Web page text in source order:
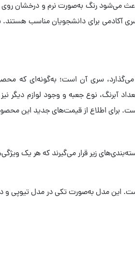
می‌شود رنگ به‌صورت نرم و درخشان
آکادمی برای دانشجویان مناسب
می‌گذارد، سری آن است؛ به‌گونه‌ای که
آبرنگ، نوع جعبه و وجود لوازم دیگر
برای اطلاع از قیمت‌های جدید این
زیر قرار می‌گیرند که هر یک